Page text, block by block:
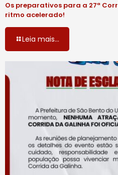
Os preparativos para a 27ª
ritmo acelerado!
Leia mais...